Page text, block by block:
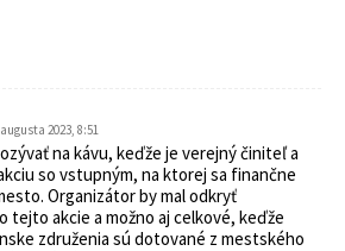
2023, 8:51
na kávu, keďže je verejný činiteľ a
so vstupným, na ktorej sa finančne
Organizátor by mal odkryť
tejto akcie a možno aj celkové, keďže
združenia sú dotované z mestského